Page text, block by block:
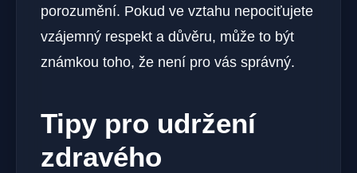
porozumění. Pokud ve vztahu nepociťujete
vzájemný respekt a důvěru, může to být
známkou toho, že není pro vás správný.
Tipy pro udržení
zdravého